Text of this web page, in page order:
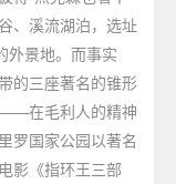
、溪流湖泊，选址
外景地。而事实
的三座著名的锥形
在毛利人的精神
罗国家公园以著名
影《指环王三部